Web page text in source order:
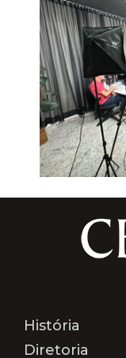
História
Diretoria